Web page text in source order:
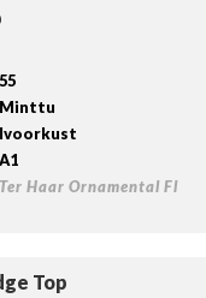
55
Minttu
Ivoorkust
A1
Ter Haar Ornamental Fl
Top